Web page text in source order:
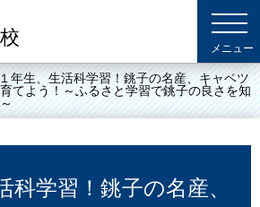
年生、生活科学習！銚子の名産、キャベツ
てよう！～ふるさと学習で銚子の良さを知
科学習！銚子の名産、